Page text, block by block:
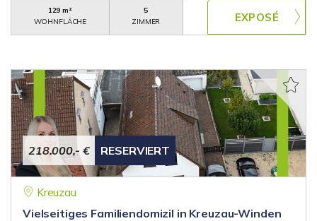
129 m²
WOHNFLÄCHE
5
ZIMMER
218.000,- € RESERVIERT
Kreuzau
Vielseitiges Familiendomizil in Kreuzau-Winden